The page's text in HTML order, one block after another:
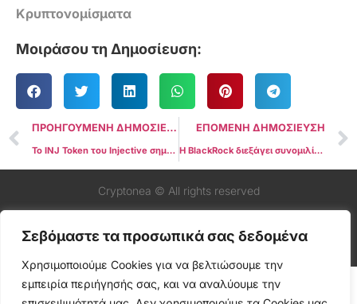
Σεβόμαστε τα προσωπικά σας δεδομένα
Χρησιμοποιούμε Cookies για να βελτιώσουμε την
εμπειρία περιήγησής σας, και να αναλύουμε την
Κρυπτονομίσματα
Μοιράσου τη Δημοσίευση:
ΠΡΟΗΓΟΥΜΕΝΗ ΔΗΜΟΣΙΕΥΣΗ
Το INJ Token του Injective σημειώνει αξιοσημείωτη αύξηση 3.000% από έτος σε έτος μετά την πρόσφατη άνοδο
ΕΠΟΜΕΝΗ ΔΗΜΟΣΙΕΥΣΗ
Η BlackRock διεξάγει συνομιλίες με την SEC και το Nasdaq για τους κανονισμούς εισαγωγής Spot Bitcoin ETF
Cryptonea © All rights reserved